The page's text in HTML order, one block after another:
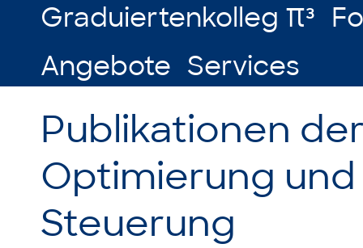
Graduiertenkolleg π³
Angebote Services
Publikationen
Optimierung
Steuerung